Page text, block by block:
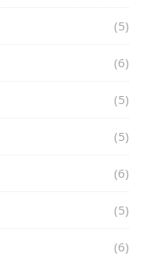
(5)
(6)
(5)
(5)
(6)
(5)
(6)